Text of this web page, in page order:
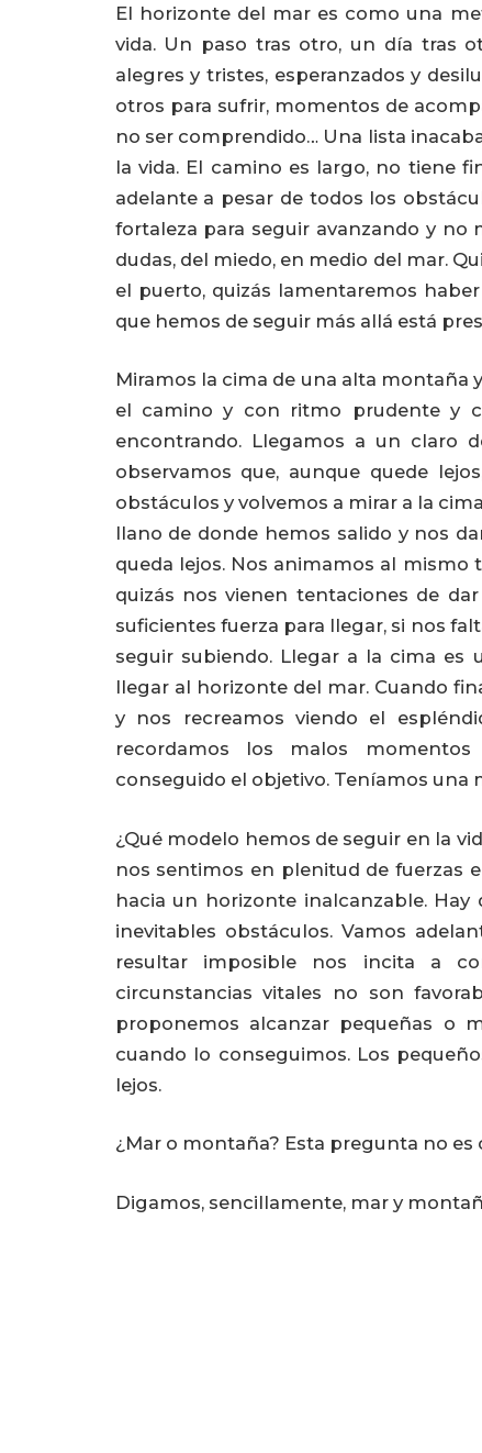
El horizonte del mar es como una
vida. Un paso tras otro, un día tras
alegres y tristes, esperanzados y
otros para sufrir, momentos de
no ser comprendido… Una lista
la vida. El camino es largo, no tiene
adelante a pesar de todos los
fortaleza para seguir avanzando y no
dudas, del miedo, en medio del mar.
el puerto, quizás lamentaremos
que hemos de seguir más allá está
Miramos la cima de una alta montaña
el camino y con ritmo prudente y
encontrando. Llegamos a un claro
observamos que, aunque quede
obstáculos y volvemos a mirar a la
llano de donde hemos salido y nos
queda lejos. Nos animamos al
quizás nos vienen tentaciones de
suficientes fuerza para llegar, si nos
seguir subiendo. Llegar a la cima
llegar al horizonte del mar. Cuando
y nos recreamos viendo el
recordamos los malos
conseguido el objetivo. Teníamos una
¿Qué modelo hemos de seguir en la
nos sentimos en plenitud de fuerzas
hacia un horizonte inalcanzable.
inevitables obstáculos. Vamos
resultar imposible nos incita a
circunstancias vitales no son
proponemos alcanzar pequeñas o
cuando lo conseguimos. Los
lejos.
¿Mar o montaña? Esta pregunta no es
Digamos, sencillamente, mar y